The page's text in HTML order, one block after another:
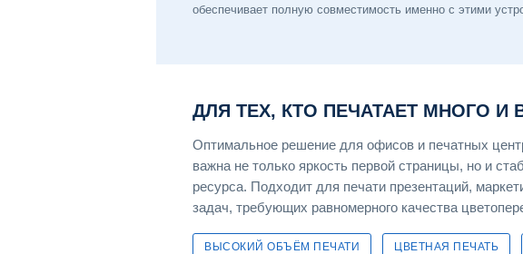
обеспечивает полную совместимость именно с этими
ДЛЯ ТЕХ, КТО ПЕЧАТАЕТ МНОГО И
Оптимальное решение для офисов и печатных
важна не только яркость первой страницы, но и
ресурса. Подходит для печати презентаций,
задач, требующих равномерного качества
ВЫСОКИЙ ОБЪЁМ ПЕЧАТИ ЦВЕТНАЯ ПЕЧАТЬ